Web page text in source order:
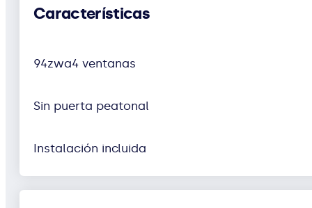
Características
94zwa4 ventanas
Sin puerta peatonal
Instalación incluida